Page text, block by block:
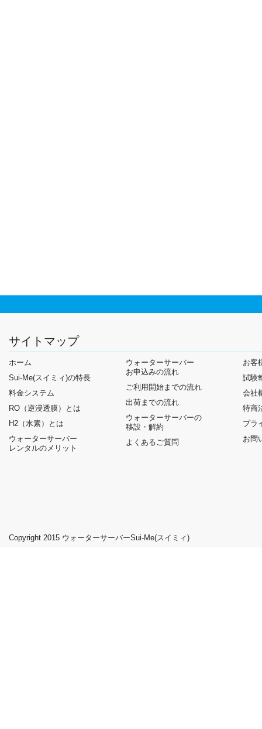
サイトマップ
ホーム
Sui-Me(スイミィ)の特長
料金システム
RO（逆浸透膜）とは
H2（水素）とは
ウォーターサーバー
レンタルのメリット
ウォーターサーバー
お申込みの流れ
ご利用開始までの流れ
出荷までの流れ
ウォーターサーバーの
移設・解約
よくあるご質問
お客
試験
会社
特商
プラ
お問
Copyright 2015 ウォーターサーバーSui-Me(スイミィ)